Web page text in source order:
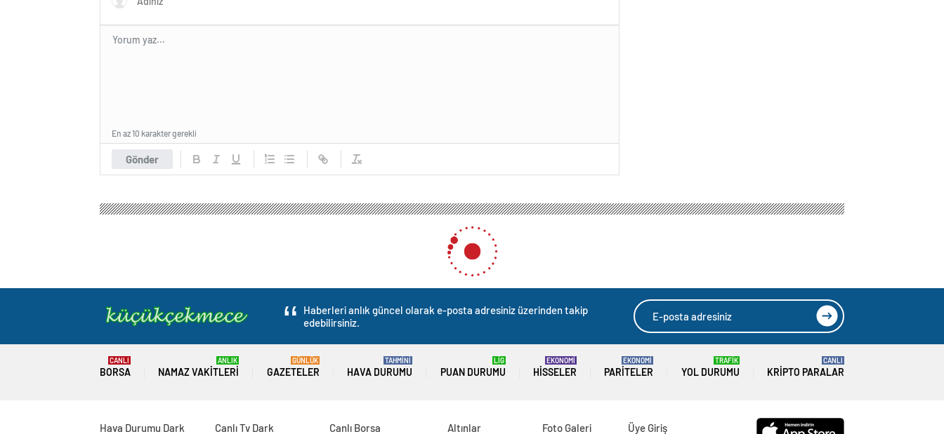
Gönder
En az 10 karakter gerekli
Haberleri anlık güncel olarak e-posta adresiniz üzerinden takip
edebilirsiniz.
BORSA
CANLI
NAMAZ VAKITLERI
ANLIK
GAZETELER
GÜNLÜK
HAVA DURUMU
TAHMİNİ
PUAN DURUMU
LİG
HISSELER
EKONOMİ
PARITELER
EKONOMİ
YOL DURUMU
TRAFİK
KRIPTO PARALAR
CANLI
Hava Durumu Dark Canlı Tv Dark Canlı Borsa Altınlar Foto Galeri Üye Giriş